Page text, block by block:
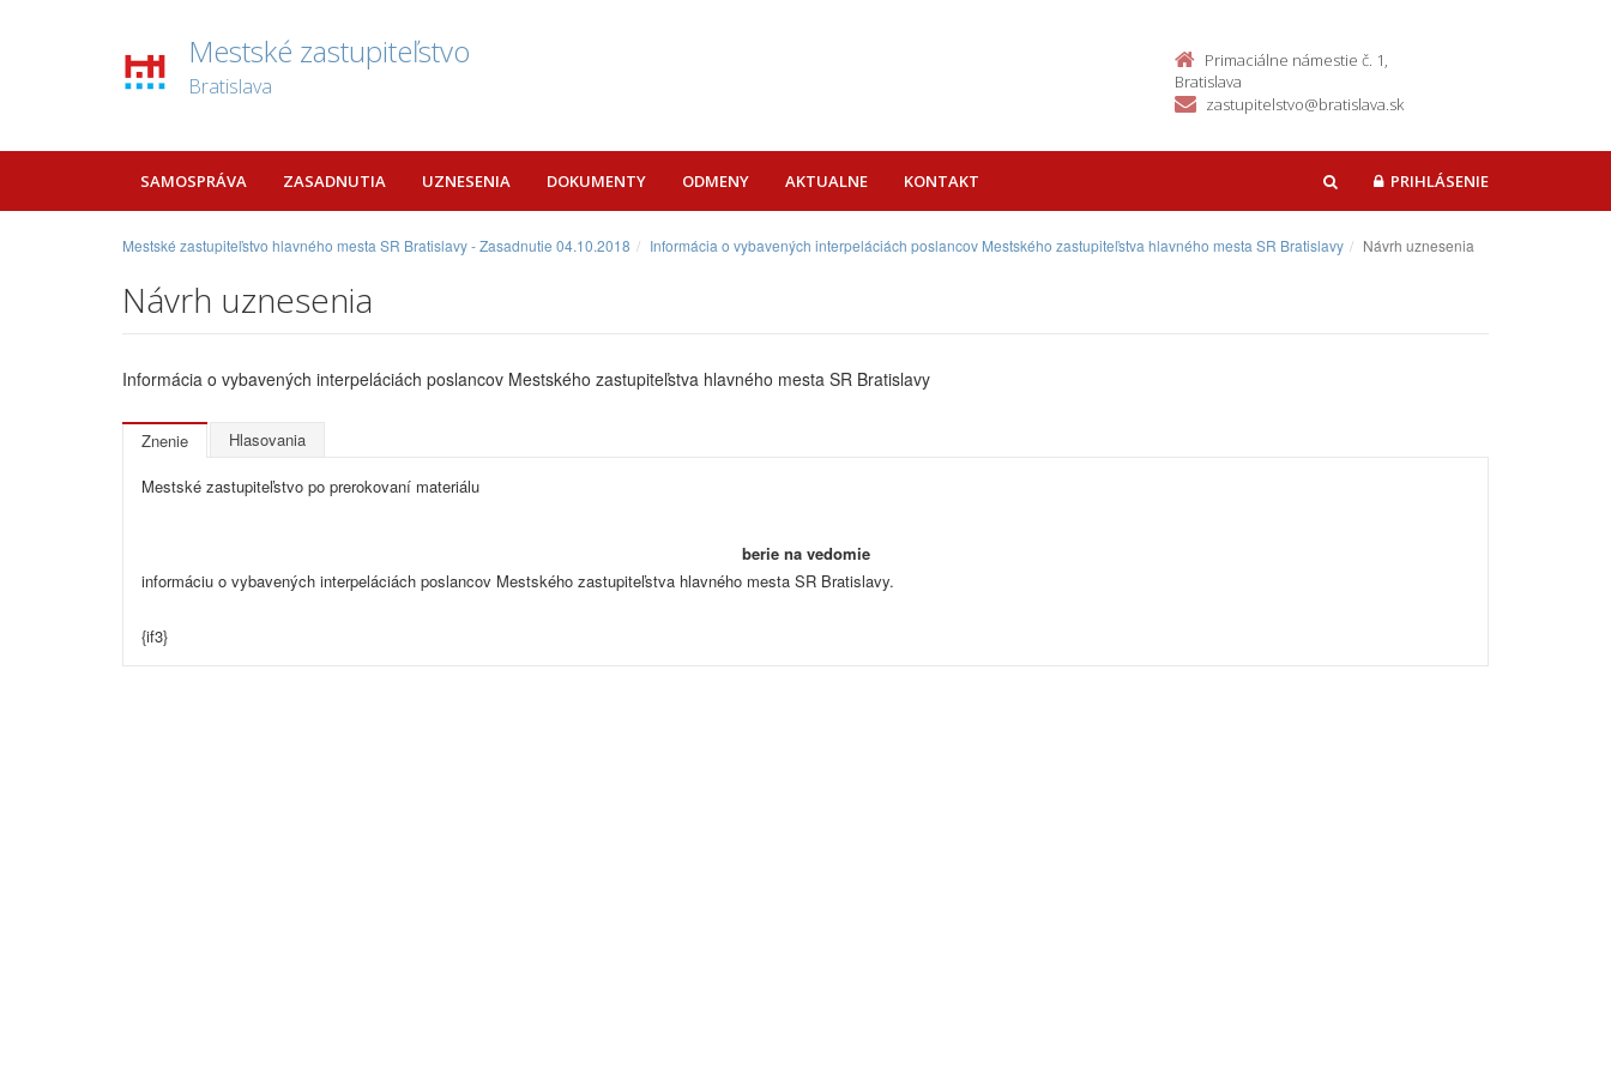
Mestské zastupiteľstvo
Bratislava
Primaciálne námestie č. 1,
Bratislava
zastupitelstvo@bratislava.sk
SAMOSPRÁVA ZASADNUTIA UZNESENIA DOKUMENTY ODMENY AKTUALNE KONTAKT HĽADAŤPRIHLÁSENIE
Mestské zastupiteľstvo hlavného mesta SR Bratislavy - Zasadnutie 04.10.2018 Informácia o vybavených interpeláciách poslancov Mestského zastupiteľstva hlavného mesta SR Bratislavy Návrh uznesenia
Návrh uznesenia
Informácia o vybavených interpeláciách poslancov Mestského zastupiteľstva hlavného mesta SR Bratislavy
Znenie Hlasovania
Mestské zastupiteľstvo po prerokovaní materiálu
berie na vedomie
informáciu o vybavených interpeláciách poslancov Mestského zastupiteľstva hlavného mesta SR Bratislavy.
{if3}